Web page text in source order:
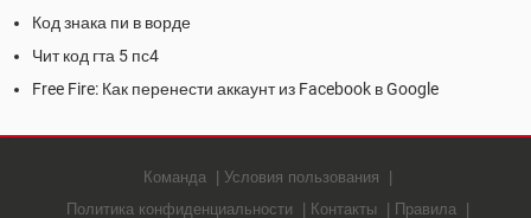
Код знака пи в ворде
Чит код гта 5 пс4
Free Fire: Как перенести аккаунт из Facebook в Google
Команда
Условия пользования
Политика конфиденциальности
Контакты Правила